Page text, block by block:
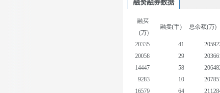
融资融券数据
融买
(万)
融卖(手) 总余额(万)
20335 41
20058
29
14447
58
9283
10
16579
64